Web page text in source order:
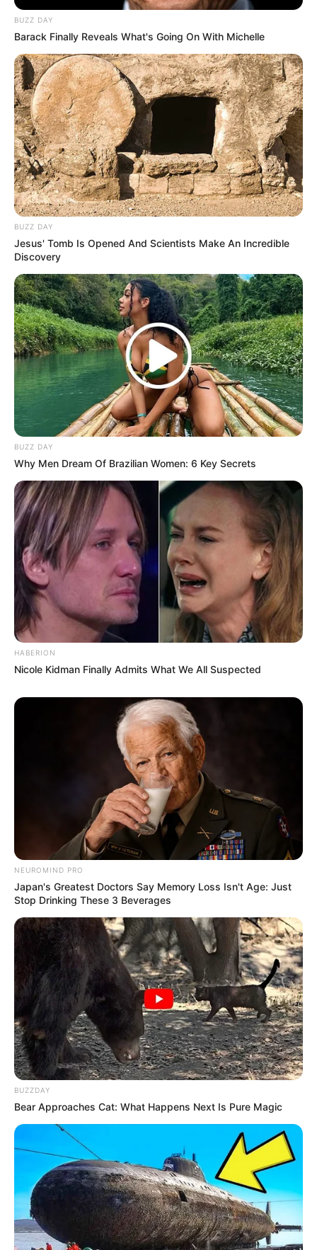
Serem! 9 Chat Ojek Online &
Pelanggan Ini Bikin Auto
Merinding
Bikin Ngakak, 10 Potret
Cosplay Murah Pakai Bahan
Seadanya
Anti Mainstream, 10 Cara
Membawa Barang Belanjaan
Versi Warga Thailand
Langka Banget! 10 Pose Lucu
Katak yang Bikin Ketawa
Gemes
Ambyar! 10 Kalimat Baper
Pakai Bahasa Jawa Ini Bikin
Galau Abis
BUZZ DAY
Barack Finally Reveals What's Going On With Michelle
BUZZ DAY
Jesus' Tomb Is Opened And Scientists Make An Incredible
Discovery
BUZZ DAY
Why Men Dream Of Brazilian Women: 6 Key Secrets
HABERION
Nicole Kidman Finally Admits What We All Suspected
NEUROMIND PRO
Japan's Greatest Doctors Say Memory Loss Isn't Age: Just
Stop Drinking These 3 Beverages
BUZZDAY
Bear Approaches Cat: What Happens Next Is Pure Magic